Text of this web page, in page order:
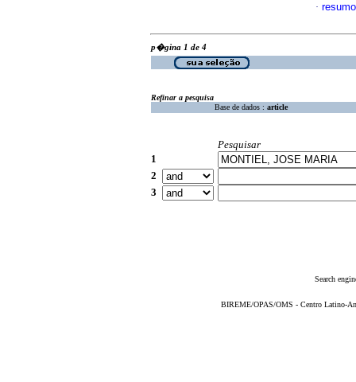
·
p�gina 1 de 4
Refinar a pesquisa
Base de dados : article
Pesquisar
1
2
3
Search
BIREME/OPAS/OMS - Centro Latino-